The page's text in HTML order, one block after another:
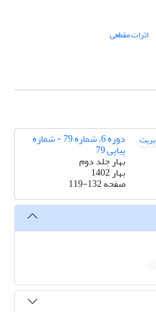
اثرات مقطعی
دوره 6، شماره 79 - شماره
پیاپی 79
بهار جلد دوم
بهار 1402
صفحه119-132